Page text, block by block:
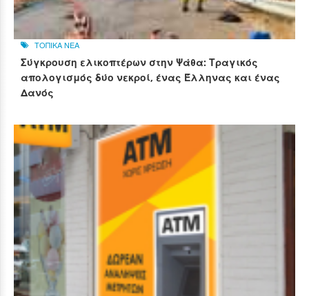
ΤΟΠΙΚΑ ΝΕΑ
Σύγκρουση ελικοπτέρων στην Ψάθα: Τραγικός
απολογισμός δύο νεκροί, ένας Έλληνας και ένας
Δανός